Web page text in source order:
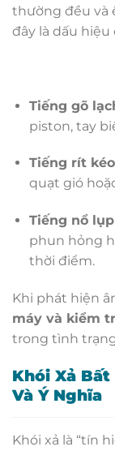
thường đều và
đây là dấu hiệu
Tiếng gõ
piston, tay
Tiếng rít
quạt gió
Tiếng nổ
phun hỏng
thời điểm.
Khi phát hiện
máy và kiểm
trong tình
Khói Xả Bất
Và Ý Nghĩa
Khói xả là “tín